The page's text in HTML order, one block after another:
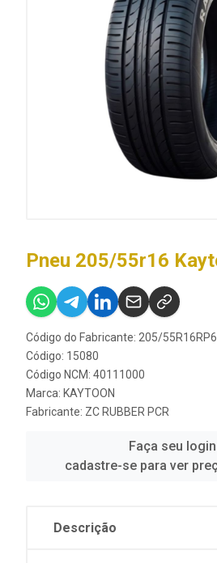
Pneu 205/55r16
Código do Fabricante: 205/
Código: 15080
Código NCM: 40111000
Marca: KAYTOON
Fabricante: ZC RUBBER PCR
Faça seu
cadastre-se para ver
Descrição